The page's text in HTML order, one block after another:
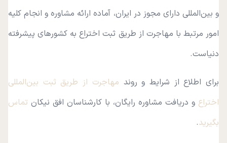
و بین‌المللی دارای مجوز در ایران، آماده ارائه مشاوره و انجام کلیه
امور مرتبط با مهاجرت از طریق ثبت اختراع به کشورهای پیشرفته
دنیاست.
برای اطلاع از شرایط و روند مهاجرت از طریق ثبت بین‌المللی
اختراع و دریافت مشاوره رایگان، با کارشناسان افق نیکان تماس
بگیرید.